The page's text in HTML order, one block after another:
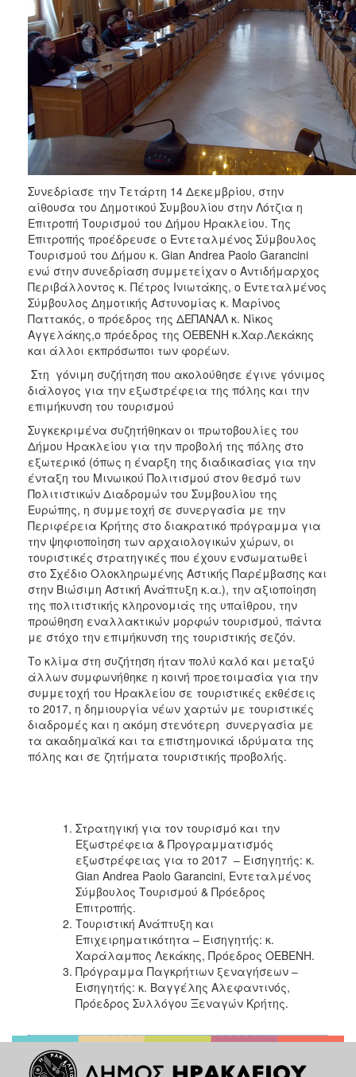
ΠΟΛΙΤΙΣΜΟΣ
ΑΝΘΕΚΤΙΚΗ
ΠΟΛΗ
Συνεδρίασε την Τετάρτη 14 Δεκεμβρίου, στην
αίθουσα του Δημοτικού Συμβουλίου στην Λότζια η
Επιτροπή Τουρισμού του Δήμου Ηρακλείου. Της
Επιτροπής προέδρευσε ο Εντεταλμένος Σύμβουλος
Τουρισμού του Δήμου κ. Gian Andrea Paolo Garancini
ενώ στην συνεδρίαση συμμετείχαν ο Αντιδήμαρχος
Περιβάλλοντος κ. Πέτρος Ινιωτάκης, ο Εντεταλμένος
Σύμβουλος Δημοτικής Αστυνομίας κ. Μαρίνος
Παττακός, ο πρόεδρος της ΔΕΠΑΝΑΛ κ. Νίκος
Αγγελάκης,ο πρόεδρος της ΟΕΒΕΝΗ κ.Χαρ.Λεκάκης
και άλλοι εκπρόσωποι των φορέων.
Στη γόνιμη συζήτηση που ακολούθησε έγινε γόνιμος
διάλογος για την εξωστρέφεια της πόλης και την
επιμήκυνση του τουρισμού
Συγκεκριμένα συζητήθηκαν οι πρωτοβουλίες του
Δήμου Ηρακλείου για την προβολή της πόλης στο
εξωτερικό (όπως η έναρξη της διαδικασίας για την
ένταξη του Μινωικού Πολιτισμού στον θεσμό των
Πολιτιστικών Διαδρομών του Συμβουλίου της
Ευρώπης, η συμμετοχή σε συνεργασία με την
Περιφέρεια Κρήτης στο διακρατικό πρόγραμμα για
την ψηφιοποίηση των αρχαιολογικών χώρων, οι
τουριστικές στρατηγικές που έχουν ενσωματωθεί
στο Σχέδιο Ολοκληρωμένης Αστικής Παρέμβασης και
στην Βιώσιμη Αστική Ανάπτυξη κ.α.), την αξιοποίηση
της πολιτιστικής κληρονομιάς της υπαίθρου, την
προώθηση εναλλακτικών μορφών τουρισμού, πάντα
με στόχο την επιμήκυνση της τουριστικής σεζόν.
Το κλίμα στη συζήτηση ήταν πολύ καλό και μεταξύ
άλλων συμφωνήθηκε η κοινή προετοιμασία για την
συμμετοχή του Ηρακλείου σε τουριστικές εκθέσεις
το 2017, η δημιουργία νέων χαρτών με τουριστικές
διαδρομές και η ακόμη στενότερη συνεργασία με
τα ακαδημαϊκά και τα επιστημονικά ιδρύματα της
πόλης και σε ζητήματα τουριστικής προβολής.
Στρατηγική για τον τουρισμό και την
Εξωστρέφεια & Προγραμματισμός
εξωστρέφειας για το 2017 – Εισηγητής: κ.
Gian Andrea Paolo Garancini, Εντεταλμένος
Σύμβουλος Τουρισμού & Πρόεδρος
Επιτροπής.
Τουριστική Ανάπτυξη και
Επιχειρηματικότητα – Εισηγητής: κ.
Χαράλαμπος Λεκάκης, Πρόεδρος ΟΕΒΕΝΗ.
Πρόγραμμα Παγκρήτιων ξεναγήσεων –
Εισηγητής: κ. Βαγγέλης Αλεφαντινός,
Πρόεδρος Συλλόγου Ξεναγών Κρήτης.